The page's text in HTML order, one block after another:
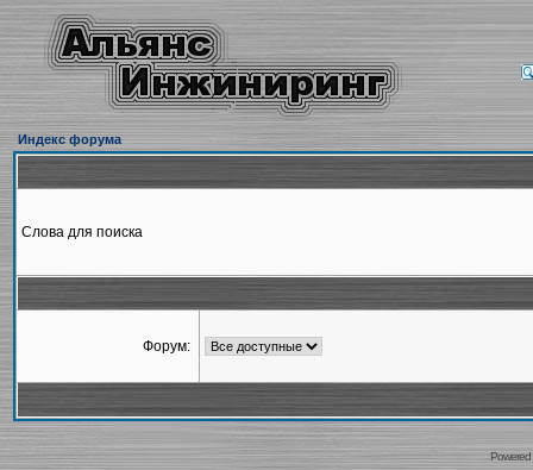
Индекс форума
Слова для поиска
Форум: